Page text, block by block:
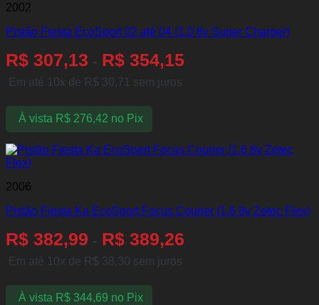
2002
Pistão Fiesta EcoSport 02 até 04 (1.0 8v Super Charger)
R$ 307,13 - R$ 354,15
Em até 10x de R$ 30,71 sem juros
À vista R$276,42 no Pix
2006
Pistão Fiesta Ka EcoSport Focus Courier (1.6 8v Zetec Flex)
R$ 382,99 - R$ 389,26
Em até 10x de R$ 38,30 sem juros
À vista R$344,69 no Pix